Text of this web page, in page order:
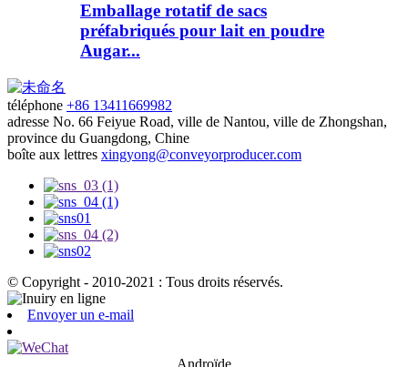
Emballage rotatif de sacs
préfabriqués pour lait en poudre
Augar...
téléphone +86 13411669982
adresse No. 66 Feiyue Road, ville de Nantou, ville de Zhongshan,
province du Guangdong, Chine
boîte aux lettres xingyong@conveyorproducer.com
© Copyright - 2010-2021 : Tous droits réservés.
Envoyer un e-mail